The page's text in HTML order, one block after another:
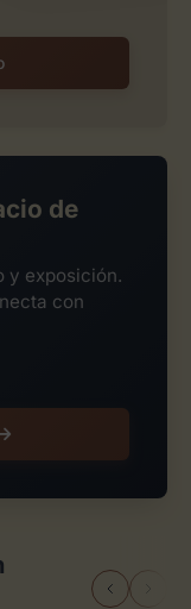
de
y exposición.
con